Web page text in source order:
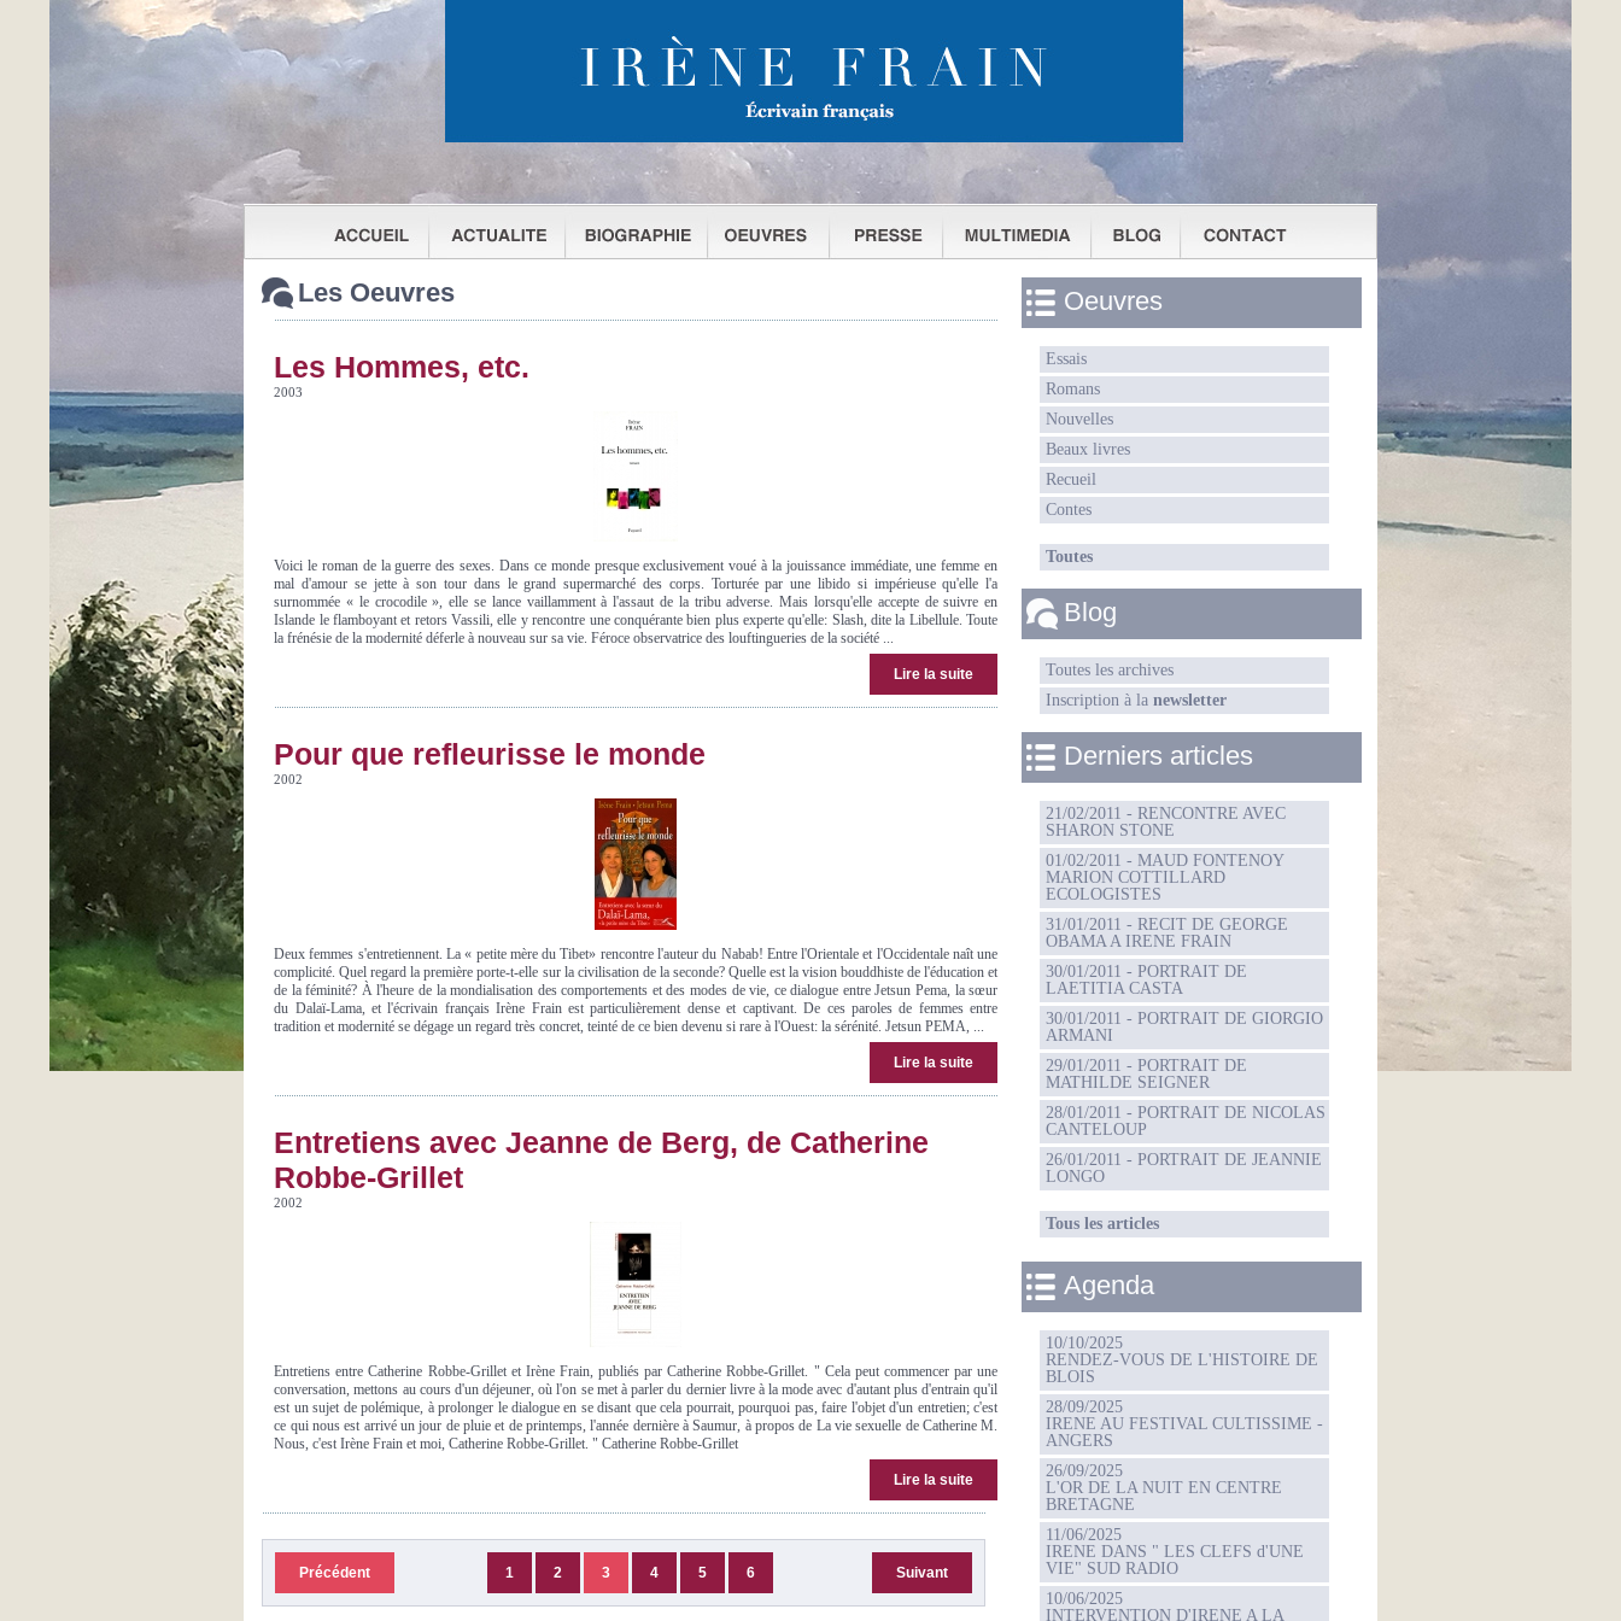
Les Oeuvres
Les Hommes, etc.
2003
Voici le roman de la guerre des sexes. Dans ce monde presque exclusivement voué à la jouissance immédiate, une femme en
mal d'amour se jette à son tour dans le grand supermarché des corps. Torturée par une libido si impérieuse qu'elle l'a
surnommée « le crocodile », elle se lance vaillamment à l'assaut de la tribu adverse. Mais lorsqu'elle accepte de suivre en
Islande le flamboyant et retors Vassili, elle y rencontre une conquérante bien plus experte qu'elle: Slash, dite la Libellule. Toute
la frénésie de la modernité déferle à nouveau sur sa vie. Féroce observatrice des louftingueries de la société ...
Lire la suite
Pour que refleurisse le monde
2002
Deux femmes s'entretiennent. La « petite mère du Tibet» rencontre l'auteur du Nabab! Entre l'Orientale et l'Occidentale naît une
complicité. Quel regard la première porte-t-elle sur la civilisation de la seconde? Quelle est la vision bouddhiste de l'éducation et
de la féminité? À l'heure de la mondialisation des comportements et des modes de vie, ce dialogue entre Jetsun Pema, la sœur
du Dalaï-Lama, et l'écrivain français Irène Frain est particulièrement dense et captivant. De ces paroles de femmes entre
tradition et modernité se dégage un regard très concret, teinté de ce bien devenu si rare à l'Ouest: la sérénité. Jetsun PEMA, ...
Lire la suite
Entretiens avec Jeanne de Berg, de Catherine
Robbe-Grillet
2002
Entretiens entre Catherine Robbe-Grillet et Irène Frain, publiés par Catherine Robbe-Grillet. " Cela peut commencer par une
conversation, mettons au cours d'un déjeuner, où l'on se met à parler du dernier livre à la mode avec d'autant plus d'entrain qu'il
est un sujet de polémique, à prolonger le dialogue en se disant que cela pourrait, pourquoi pas, faire l'objet d'un entretien; c'est
ce qui nous est arrivé un jour de pluie et de printemps, l'année dernière à Saumur, à propos de La vie sexuelle de Catherine M.
Nous, c'est Irène Frain et moi, Catherine Robbe-Grillet. " Catherine Robbe-Grillet
Lire la suite
Précédent 1 2 3 4 5 6 Suivant
Oeuvres
Essais
Romans
Nouvelles
Beaux livres
Recueil
Contes
Toutes
Blog
Toutes les archives
Inscription à lanewsletter
Derniers articles
21/02/2011 - RENCONTRE AVEC
SHARON STONE
01/02/2011 - MAUD FONTENOY
MARION COTTILLARD
ECOLOGISTES
31/01/2011 - RECIT DE GEORGE
OBAMA A IRENE FRAIN
30/01/2011 - PORTRAIT DE
LAETITIA CASTA
30/01/2011 - PORTRAIT DE GIORGIO
ARMANI
29/01/2011 - PORTRAIT DE
MATHILDE SEIGNER
28/01/2011 - PORTRAIT DE NICOLAS
CANTELOUP
26/01/2011 - PORTRAIT DE JEANNIE
LONGO
Tous les articles
Agenda
10/10/2025
RENDEZ-VOUS DE L'HISTOIRE DE
BLOIS
28/09/2025
IRENE AU FESTIVAL CULTISSIME -
ANGERS
26/09/2025
L'OR DE LA NUIT EN CENTRE
BRETAGNE
11/06/2025
IRENE DANS " LES CLEFS d'UNE
VIE" SUD RADIO
10/06/2025
INTERVENTION D'IRENE A LA